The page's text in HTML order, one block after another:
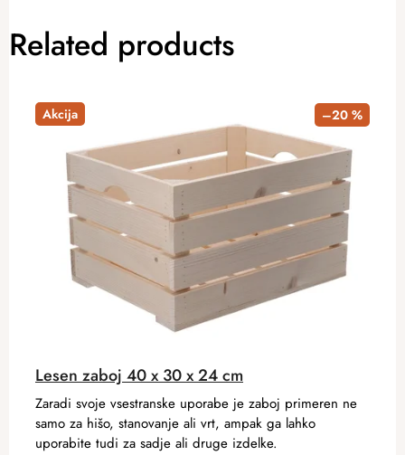
Related products
Akcija –20 %
Lesen zaboj 40 x 30 x 24 cm
Zaradi svoje vsestranske uporabe je zaboj primeren ne
samo za hišo, stanovanje ali vrt, ampak ga lahko
uporabite tudi za sadje ali druge izdelke.